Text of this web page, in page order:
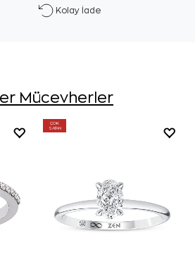
Kolay İade
Mücevherler
ÇOK
SATAN